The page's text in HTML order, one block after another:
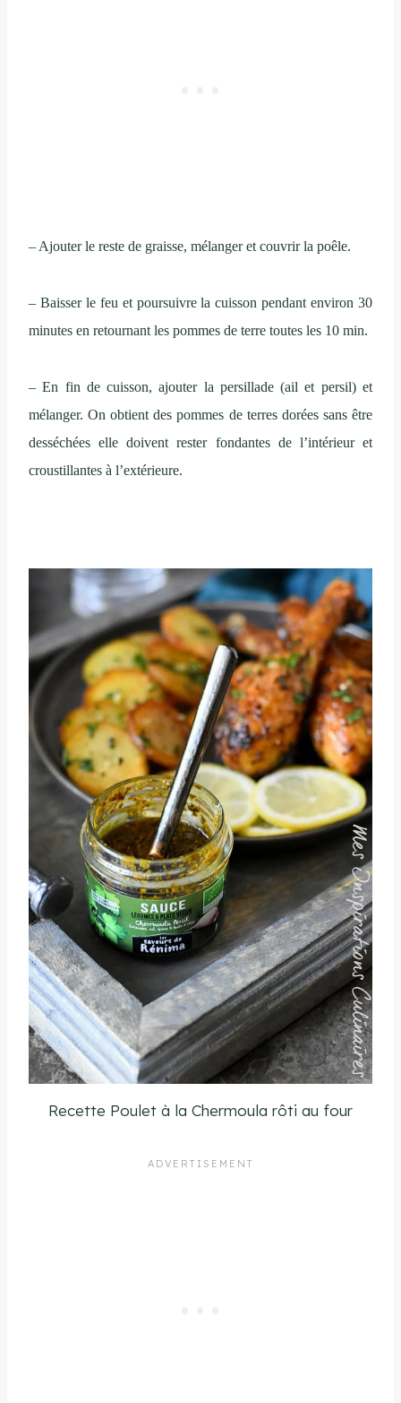
– Ajouter le reste de graisse, mélanger et couvrir la poêle.
– Baisser le feu et poursuivre la cuisson pendant environ 30
minutes en retournant les pommes de terre toutes les 10 min.
– En fin de cuisson, ajouter la persillade (ail et persil) et
mélanger. On obtient des pommes de terres dorées sans être
desséchées elle doivent rester fondantes de l’intérieur et
croustillantes à l’extérieure.
Recette Poulet à la Chermoula rôti au four